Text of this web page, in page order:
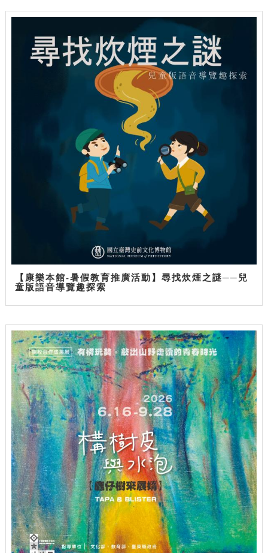
【康樂本館-暑假教育推廣活動】尋找炊煙之謎──兒
童版語音導覽趣探索